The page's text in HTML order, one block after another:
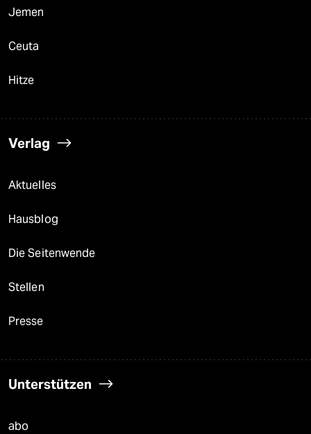
Jemen
Ceuta
Hitze
Verlag
Aktuelles
Hausblog
Die Seitenwende
Stellen
Presse
Unterstützen
abo